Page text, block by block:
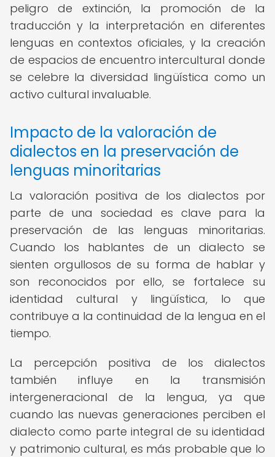
peligro de extinción, la promoción de la
traducción y la interpretación en diferentes
lenguas en contextos oficiales, y la creación
de espacios de encuentro intercultural donde
se celebre la diversidad lingüística como un
activo cultural invaluable.
Impacto de la valoración de
dialectos en la preservación de
lenguas minoritarias
La valoración positiva de los dialectos por
parte de una sociedad es clave para la
preservación de las lenguas minoritarias.
Cuando los hablantes de un dialecto se
sienten orgullosos de su forma de hablar y
son reconocidos por ello, se fortalece su
identidad cultural y lingüística, lo que
contribuye a la continuidad de la lengua en el
tiempo.
La percepción positiva de los dialectos
también influye en la transmisión
intergeneracional de la lengua, ya que
cuando las nuevas generaciones perciben el
dialecto como parte integral de su identidad
y patrimonio cultural, es más probable que lo